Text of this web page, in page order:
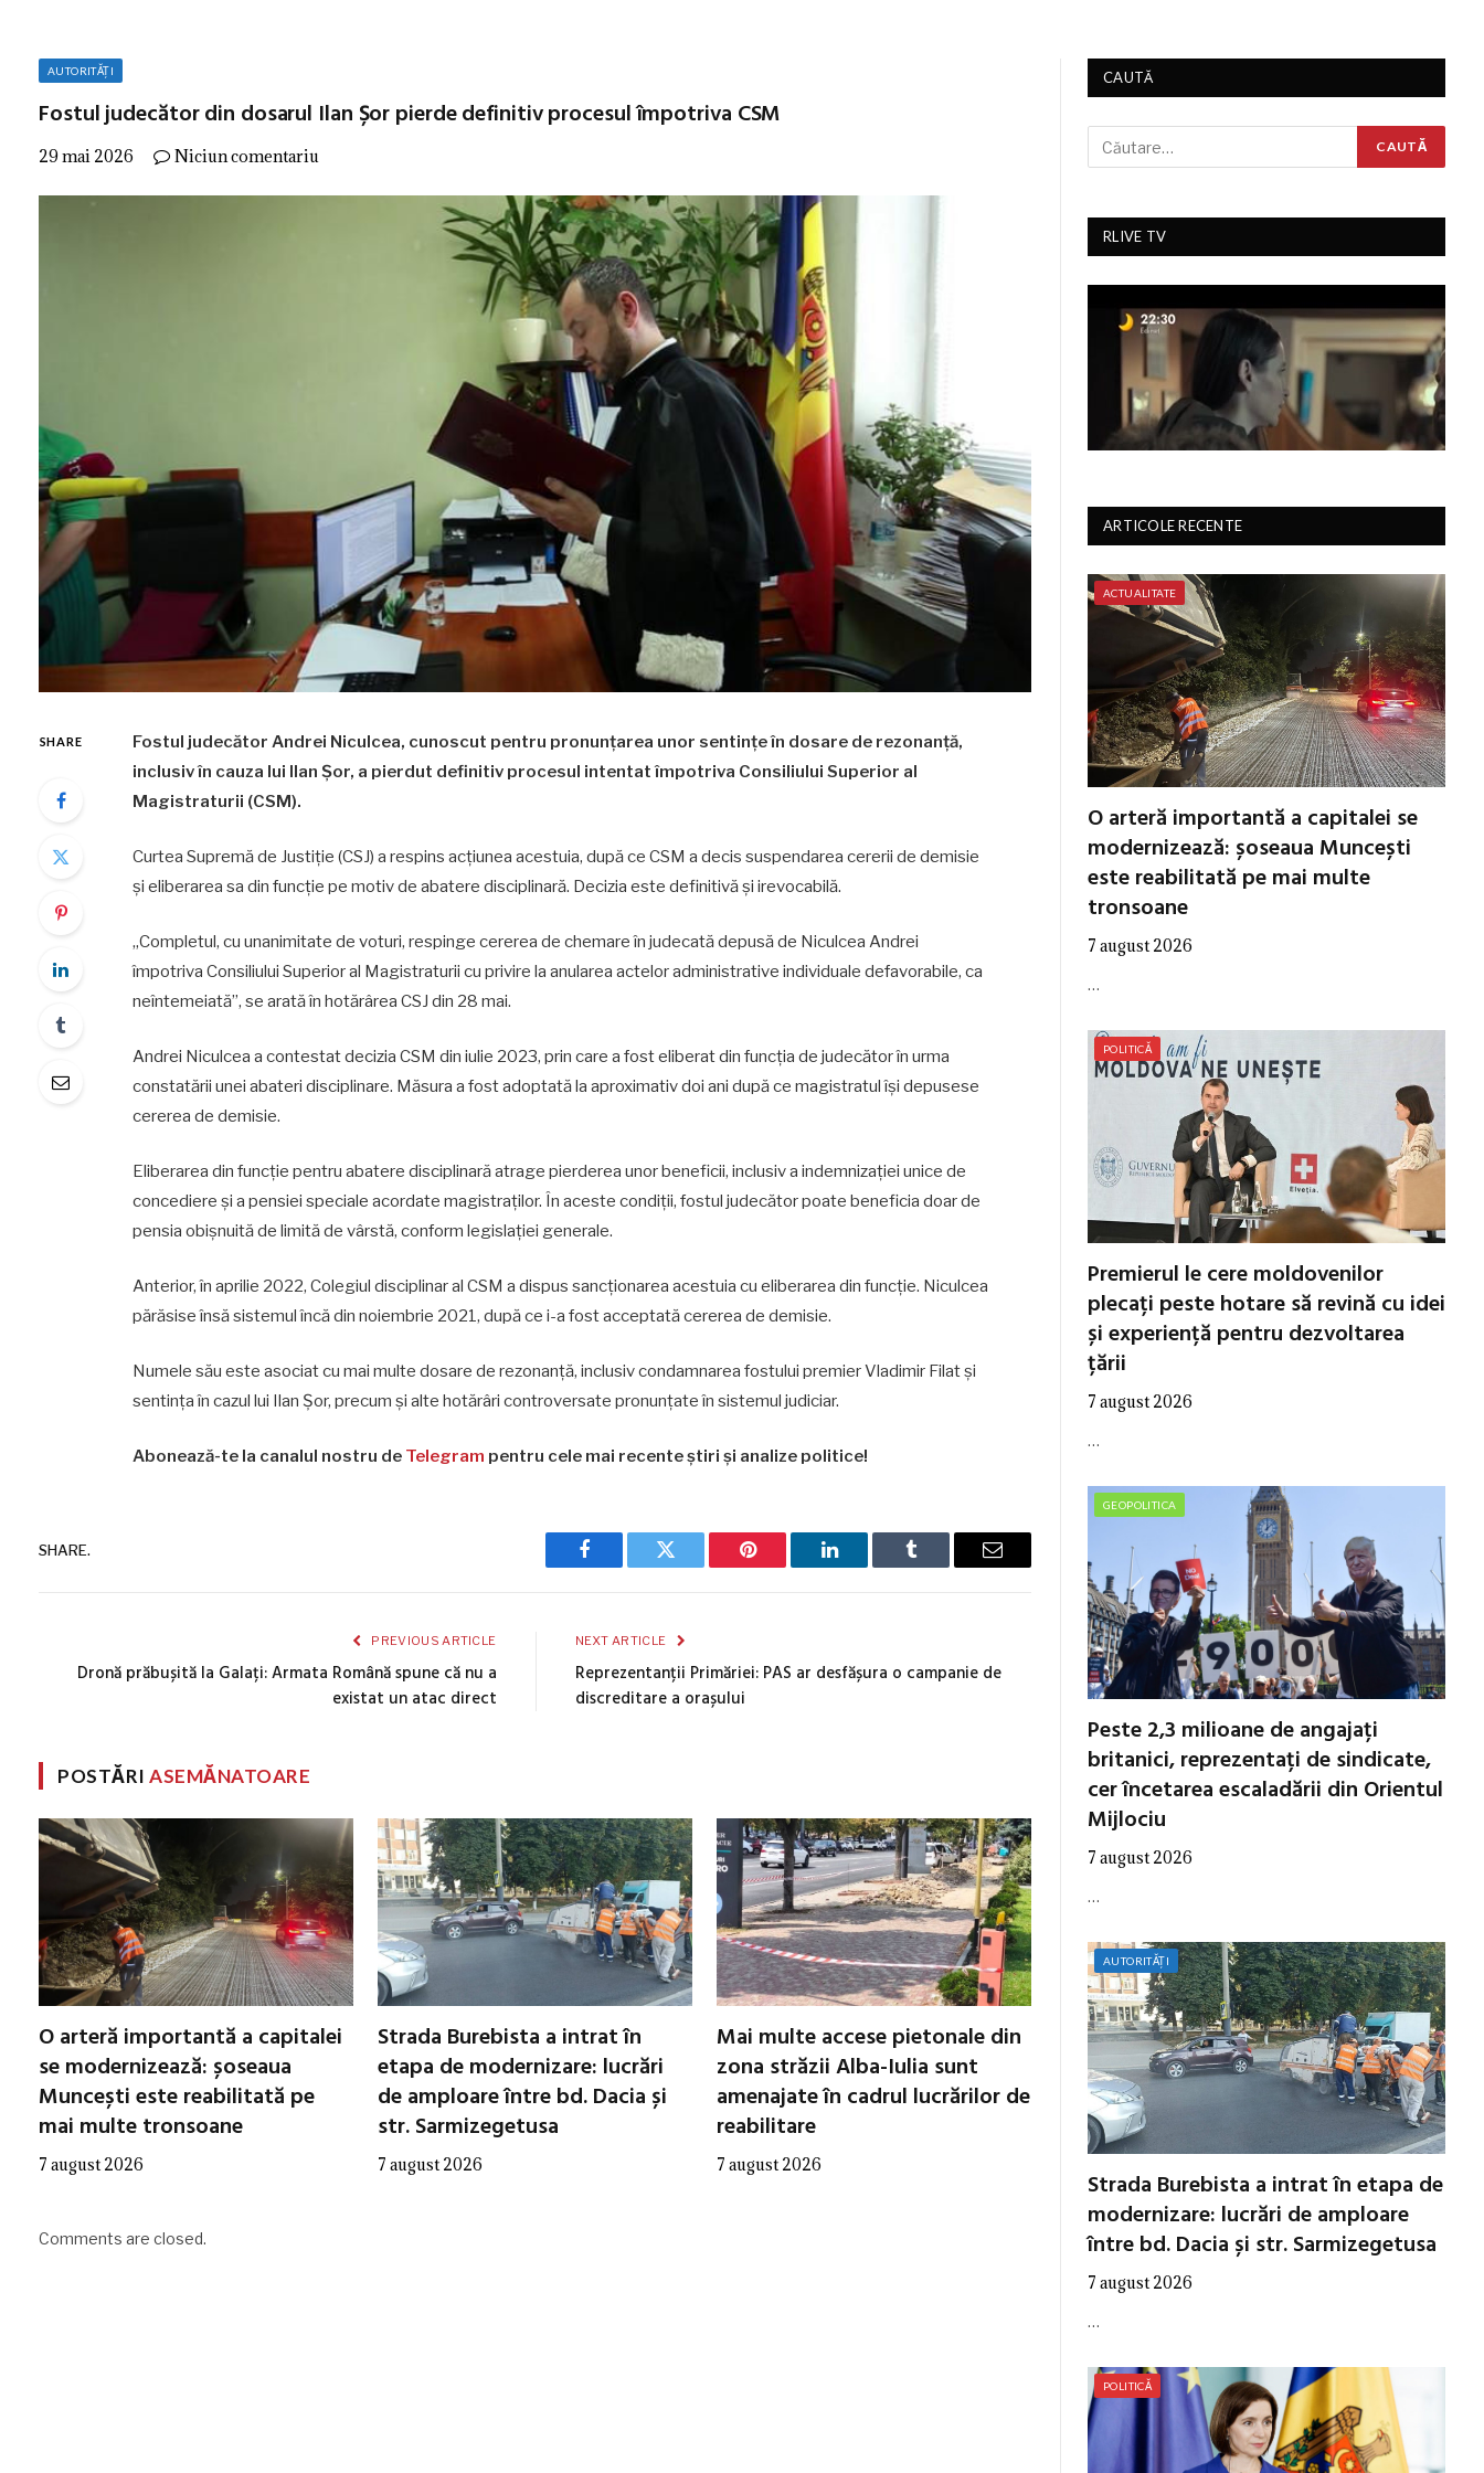
AUTORITĂȚI
Fostul judecător din dosarul Ilan Șor pierde definitiv procesul împotriva CSM
29 mai 2026 Niciun comentariu
SHARE
Fostul judecător Andrei Niculcea, cunoscut pentru pronunțarea unor sentințe în dosare de rezonanță,
inclusiv în cauza lui Ilan Șor, a pierdut definitiv procesul intentat împotriva Consiliului Superior al
Magistraturii (CSM).
Curtea Supremă de Justiție (CSJ) a respins acțiunea acestuia, după ce CSM a decis suspendarea cererii de demisie
și eliberarea sa din funcție pe motiv de abatere disciplinară. Decizia este definitivă și irevocabilă.
„Completul, cu unanimitate de voturi, respinge cererea de chemare în judecată depusă de Niculcea Andrei
împotriva Consiliului Superior al Magistraturii cu privire la anularea actelor administrative individuale defavorabile, ca
neîntemeiată”, se arată în hotărârea CSJ din 28 mai.
Andrei Niculcea a contestat decizia CSM din iulie 2023, prin care a fost eliberat din funcția de judecător în urma
constatării unei abateri disciplinare. Măsura a fost adoptată la aproximativ doi ani după ce magistratul își depusese
cererea de demisie.
Eliberarea din funcție pentru abatere disciplinară atrage pierderea unor beneficii, inclusiv a indemnizației unice de
concediere și a pensiei speciale acordate magistraților. În aceste condiții, fostul judecător poate beneficia doar de
pensia obișnuită de limită de vârstă, conform legislației generale.
Anterior, în aprilie 2022, Colegiul disciplinar al CSM a dispus sancționarea acestuia cu eliberarea din funcție. Niculcea
părăsise însă sistemul încă din noiembrie 2021, după ce i-a fost acceptată cererea de demisie.
Numele său este asociat cu mai multe dosare de rezonanță, inclusiv condamnarea fostului premier Vladimir Filat și
sentința în cazul lui Ilan Șor, precum și alte hotărâri controversate pronunțate în sistemul judiciar.
Abonează-te la canalul nostru de Telegram pentru cele mai recente știri și analize politice!
SHARE.
Facebook Twitter Pinterest LinkedIn Tumblr Email
PREVIOUS ARTICLE
Dronă prăbușită la Galați: Armata Română spune că nu a
existat un atac direct
NEXT ARTICLE
Reprezentanții Primăriei: PAS ar desfășura o campanie de
discreditare a orașului
POSTĂRIASEMĂNATOARE
O arteră importantă a capitalei
se modernizează: șoseaua
Muncești este reabilitată pe
mai multe tronsoane
7 august 2026
Strada Burebista a intrat în
etapa de modernizare: lucrări
de amploare între bd. Dacia și
str. Sarmizegetusa
7 august 2026
Mai multe accese pietonale din
zona străzii Alba-Iulia sunt
amenajate în cadrul lucrărilor de
reabilitare
7 august 2026
Comments are closed.
CAUTĂ
RLIVE TV
ARTICOLE RECENTE
ACTUALITATE
O arteră importantă a capitalei se
modernizează: șoseaua Muncești
este reabilitată pe mai multe
tronsoane
7 august 2026
…
POLITICĂ
Premierul le cere moldovenilor
plecați peste hotare să revină cu idei
și experiență pentru dezvoltarea
țării
7 august 2026
…
GEOPOLITICA
Peste 2,3 milioane de angajați
britanici, reprezentați de sindicate,
cer încetarea escaladării din Orientul
Mijlociu
7 august 2026
…
AUTORITĂȚI
Strada Burebista a intrat în etapa de
modernizare: lucrări de amploare
între bd. Dacia și str. Sarmizegetusa
7 august 2026
…
POLITICĂ